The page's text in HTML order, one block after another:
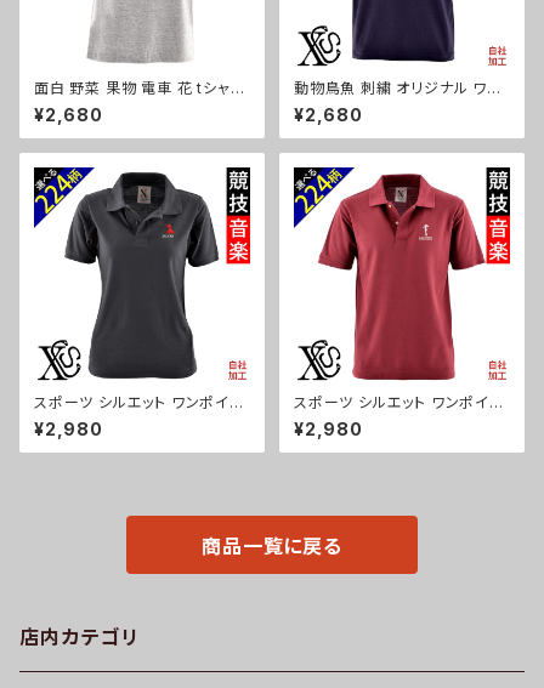
面白 野菜 果物 電車 花 tシャツ
リアル 刺繍 プレゼント 5.6oz
オリジナル 半袖 Tシャツ メンズ
ワンポイント ロゴ おしゃれ 無
m-tst2-g09-s
¥2,680
動物鳥魚 刺繍 オリジナル ワン
ポイント 5.6oz 半袖 Tシャツ
メンズ ロゴ おしゃれ tシャツ カ
ットソー 自社ブランド 父の日 柄
2-b06-s
¥2,680
スポーツ シルエット ワンポイン
ト 刺繍 半袖 ポロシャツ レディ
ース オリジナル 無地 ロゴ おし
ゃれ ゴルフ 吸汗速乾 黒 ブラッ
¥2,980
スポーツ シルエット ワンポイン
ト 刺繍 半袖 ポロシャツ メンズ
オリジナル 無地 ロゴ おしゃれ
ゴルフ 吸汗速乾 赤 レッド ワイ
¥2,980
商品一覧に戻る
店内カテゴリ